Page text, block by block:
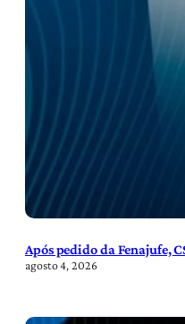
Após pedido da Fenajufe,
agosto 4, 2026